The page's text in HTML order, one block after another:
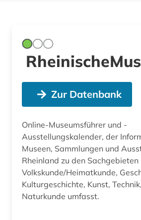
Zur Datenbank
Online-Museumsführer und -
Ausstellungskalender, der
Museen, Sammlungen und
Rheinland zu den Sachgebieten
Volkskunde/Heimatkunde,
Kulturgeschichte, Kunst,
Naturkunde umfasst.